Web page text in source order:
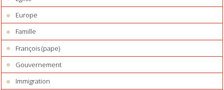
Europe
Famille
François (pape)
Gouvernement
Immigration